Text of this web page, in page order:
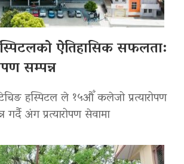
ऐतिहासिक सफलता:
सम्पन्न
हस्पिटल ले १५औँ कलेजो प्रत्यारोपण
अंग प्रत्यारोपण सेवामा